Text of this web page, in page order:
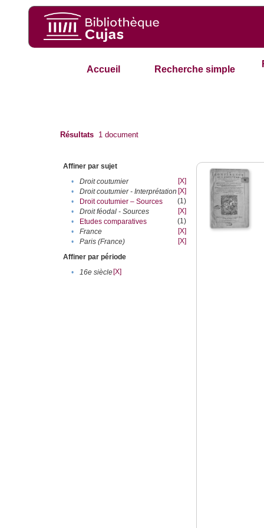
Accueil Recherche simple
Résultats 1 document
Affiner par sujet
•
Droit coutumier
[X]
•
Droit coutumier - Interprétation [X]
•
Droit coutumier – Sources
(1)
•
Droit féodal - Sources
[X]
•
Etudes comparatives
(1)
•
France
[X]
•
Paris (France)
[X]
Affiner par période
•
16e siècle[X]